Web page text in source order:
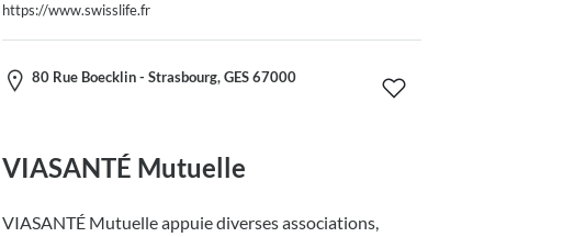
https://www.swisslife.fr
80 Rue Boecklin - Strasbourg, GES 67000
VIASANTÉ Mutuelle
VIASANTÉ Mutuelle appuie diverses associations,